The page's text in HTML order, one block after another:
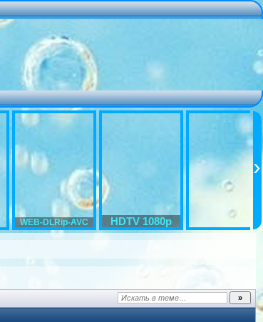
WEB-DLRip-AVC HDTV 1080p